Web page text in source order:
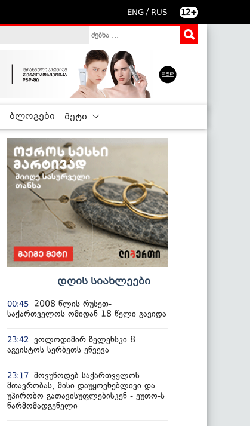
ENG / RUS 12+
ბლოგები მეტი
დღის სიახლეები
00:45
2008 წლის რუსეთ-
საქართველოს ომიდან 18 წელი გავიდა
23:42
ვოლოდიმირ ზელენსკი 8
აგვისტოს სერბეთს ეწვევა
23:17 მოვუწოდებ საქართველოს
მთავრობას, მისი დაუყოვნებლივი და
უპირობო გათავისუფლებისკენ - ეუთო-ს
წარმომადგენელი